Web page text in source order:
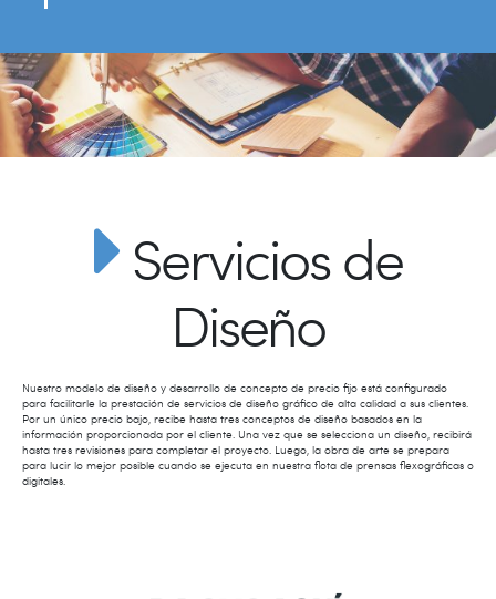
Servicios de
Diseño
Nuestro modelo de diseño y desarrollo de concepto de precio fijo está configurado
para facilitarle la prestación de servicios de diseño gráfico de alta calidad a sus clientes.
Por un único precio bajo, recibe hasta tres conceptos de diseño basados ​​en la
información proporcionada por el cliente. Una vez que se selecciona un diseño, recibirá
hasta tres revisiones para completar el proyecto. Luego, la obra de arte se prepara
para lucir lo mejor posible cuando se ejecuta en nuestra flota de prensas flexográficas o
digitales.